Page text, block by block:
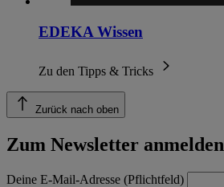
EDEKA Wissen
Zu den Tipps & Tricks
Zurück nach oben
Zum Newsletter anmelden
Deine E-Mail-Adresse (Pflichtfeld)